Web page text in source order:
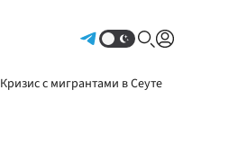
Кризис с мигрантами в Сеуте